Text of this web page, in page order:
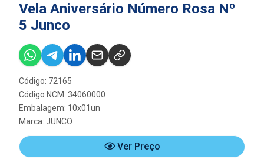
Vela Aniversário Número Rosa Nº
5 Junco
Código: 72165
Código NCM: 34060000
Embalagem: 10x01un
Marca: JUNCO
Ver Preço